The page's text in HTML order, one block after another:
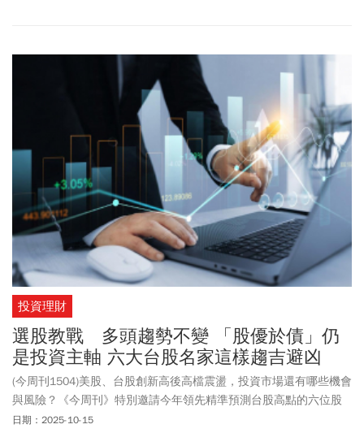
在年後行情啟動前，從容撿到被錯殺的便宜籌碼！何基鼎分析，這
週操作策略調整為「跌時重質」，大盤回測月線時，資金將流向防
禦性佳、護城河深的權值龍頭。台積電（2330）、台達電（2308）
以及 台灣 50（0050），這類優質標的若隨大盤回檔，反而是利用
年前賣壓、逢低承接的最佳機會！
投資理財
選股教戰 多頭趨勢不變 「股優於債」仍
是投資主軸 六大台股名家這樣趨吉避凶
(今周刊1504)美股、台股創新高後高檔震盪，投資市場還有哪些機會
與風險？《今周刊》特別邀請今年領先精準預測台股高點的六位股
市名家，提出各自見解。
日期：2025-10-15